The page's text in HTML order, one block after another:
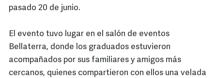
pasado 20 de junio.
El evento tuvo lugar en el salón de eventos
Bellaterra, donde los graduados estuvieron
acompañados por sus familiares y amigos más
cercanos, quienes compartieron con ellos una velada